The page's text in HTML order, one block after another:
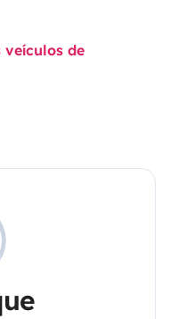
veículos de